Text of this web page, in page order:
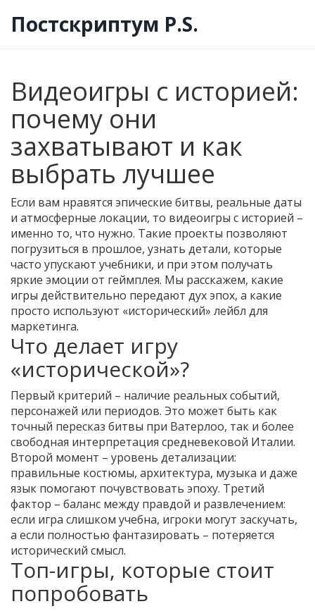
Постскриптум P.S.
Видеоигры с историей:
почему они
захватывают и как
выбрать лучшее
Если вам нравятся эпические битвы, реальные даты
и атмосферные локации, то видеоигры с историей –
именно то, что нужно. Такие проекты позволяют
погрузиться в прошлое, узнать детали, которые
часто упускают учебники, и при этом получать
яркие эмоции от геймплея. Мы расскажем, какие
игры действительно передают дух эпох, а какие
просто используют «исторический» лейбл для
маркетинга.
Что делает игру
«исторической»?
Первый критерий – наличие реальных событий,
персонажей или периодов. Это может быть как
точный пересказ битвы при Ватерлоо, так и более
свободная интерпретация средневековой Италии.
Второй момент – уровень детализации:
правильные костюмы, архитектура, музыка и даже
язык помогают почувствовать эпоху. Третий
фактор – баланс между правдой и развлечением:
если игра слишком учебна, игроки могут заскучать,
а если полностью фантазировать – потеряется
исторический смысл.
Топ-игры, которые стоит
попробовать